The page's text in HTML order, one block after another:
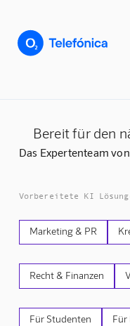
Bereit für den
Das Expertenteam
Vorbereitete KI
Marketing & PR
Recht & Finanzen
Für Studenten Für